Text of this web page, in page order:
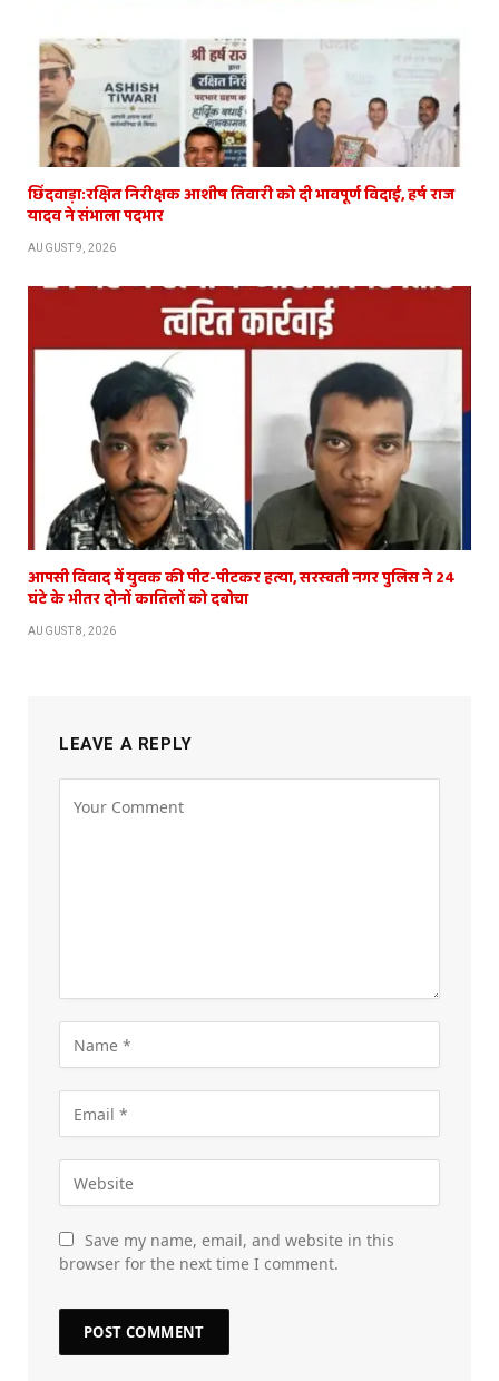
छिंदवाड़ा:रक्षित निरीक्षक आशीष तिवारी को दी भावपूर्ण विदाई, हर्ष राज
यादव ने संभाला पदभार
AUGUST 9, 2026
आपसी विवाद में युवक की पीट-पीटकर हत्या, सरस्वती नगर पुलिस ने 24
घंटे के भीतर दोनों कातिलों को दबोचा
AUGUST 8, 2026
LEAVE A REPLY
Save my name, email, and website in this
browser for the next time I comment.